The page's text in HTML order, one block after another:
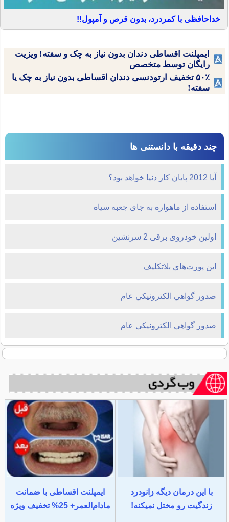
خداحافظی با کمردرد، بدون قرص و آمپول!!
ایمپلنت اقساطی دندان بدون نیاز به چک و سفته! ویزیت
رایگان توسط متخصص
۵۰٪ تخفیف ارتودنسی دندان اقساطی بدون نیاز به چک یا
سفته!
چند دقیقه با دانستنی ها
آیا 2012 پایان کار دنیا خواهد بود؟
استفاده از ماهواره به جای جعبه سیاه
اولین خودروی برقی 2 سرنشین
اين پورت‌هاي بلاتکليف
صدور گواهي الکترونيکي عام
صدور گواهي الکترونيکي عام
با این درمان دیگه زانودرد
زندگیت رو مختل نمیکنه!
ایمپلنت اقساطی با ضمانت
مادام‌العمر+ 25% تخفیف ویژه